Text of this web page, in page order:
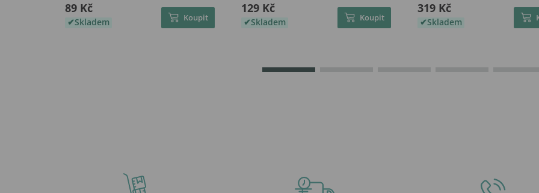
89 Kč
Skladem Koupit
129 Kč
Skladem Koupit
319 Kč
Skladem